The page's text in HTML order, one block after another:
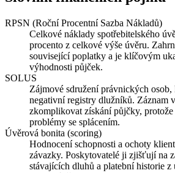
RPSN (Roční Procentní Sazba Nákladů)
Celkové náklady spotřebitelského
procento z celkové výše úvěru.
související poplatky a je klíčovým
výhodnosti půjček.
SOLUS
Zájmové sdružení právnických osob,
negativní registry dlužníků. Záznam
zkomplikovat získání půjčky,
problémy se splácením.
Úvěrová bonita (scoring)
Hodnocení schopnosti a ochoty
závazky. Poskytovatelé ji zjišťují na
stávajících dluhů a platební historie z